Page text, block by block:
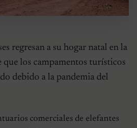
regresan a su hogar natal en la
que los campamentos turísticos
debido a la pandemia del
comerciales de elefantes